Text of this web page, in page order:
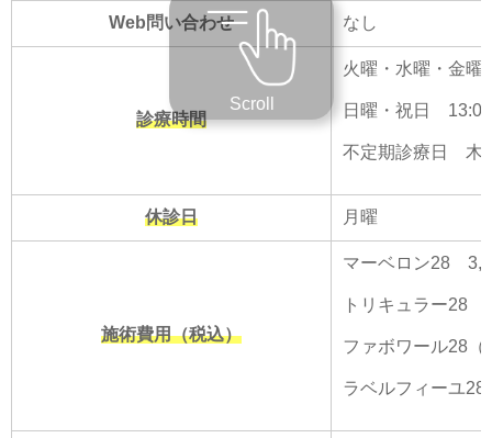
Web問い合わせ なし
診療時間
火曜・水曜・金
日曜・祝日
不定期診療日 木
休診日 月曜
施術費用（税込）
マーベロン28
トリキュラー28
ファボワール28
ラベルフィーユ
Scroll